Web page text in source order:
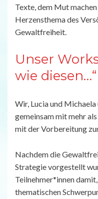
Texte, dem Mut
Herzensthema des
Gewaltfreiheit.
Unser
wie diesen…“
Wir, Lucia und
gemeinsam mit mehr
mit der Vorbereitung
Nachdem die
Strategie vorgestellt
Teilnehmer*innen
thematischen